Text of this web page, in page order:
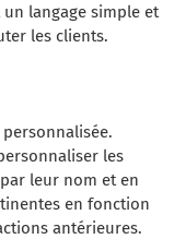
langage simple et
les clients.
les
leur nom et en
en fonction
antérieures.